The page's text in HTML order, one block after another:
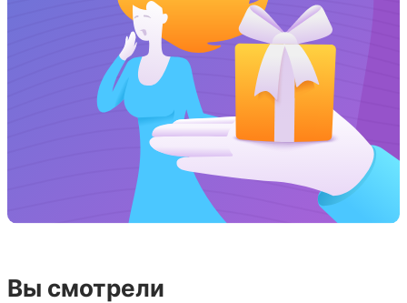
Вы смотрели